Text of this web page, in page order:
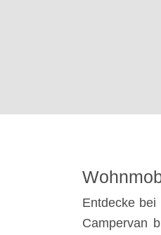
Entdecke
Campervan